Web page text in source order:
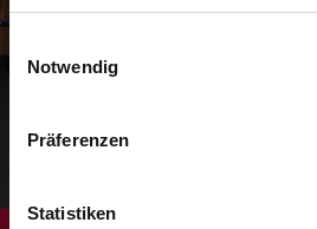
l
Notwendig
Präferenzen
Statistiken
/